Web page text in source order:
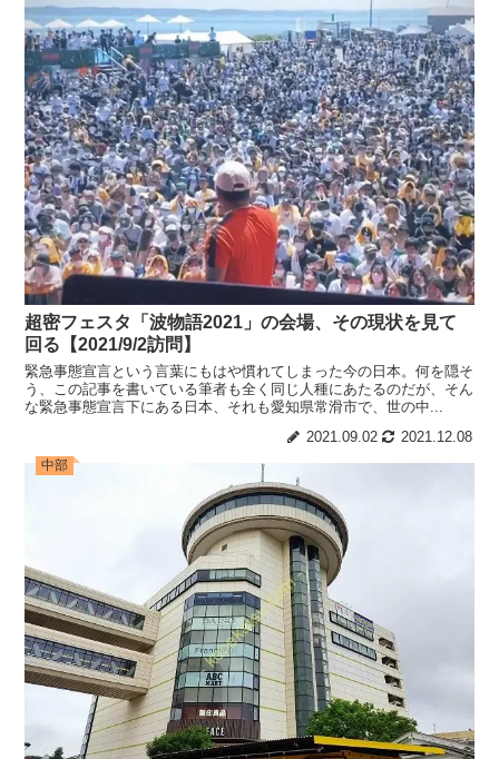
超密フェスタ「波物語2021」の会場、その現状を見て
回る【2021/9/2訪問】
緊急事態宣言という言葉にもはや慣れてしまった今の日本。何を隠そ
う、この記事を書いている筆者も全く同じ人種にあたるのだが、そん
な緊急事態宣言下にある日本、それも愛知県常滑市で、世の中...
2021.09.02
2021.12.08
中部